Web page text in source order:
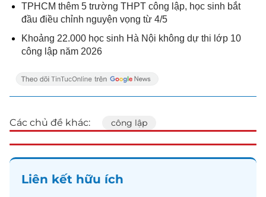
TPHCM thêm 5 trường THPT công lập, học sinh bắt
đầu điều chỉnh nguyện vọng từ 4/5
Khoảng 22.000 học sinh Hà Nội không dự thi lớp 10
công lập năm 2026
Các chủ đề khác: công lập
Liên kết hữu ích